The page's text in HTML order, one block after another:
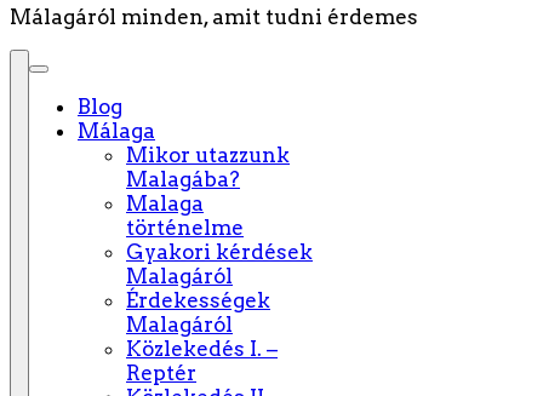
Málagáról minden, amit tudni érdemes
Blog
Málaga
Mikor utazzunk
Malagába?
Malaga
történelme
Gyakori kérdések
Malagáról
Érdekességek
Malagáról
Közlekedés I. –
Reptér